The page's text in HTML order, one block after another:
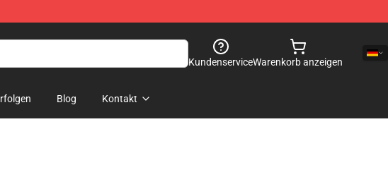
KundenserviceWarenkorb anzeigen
Blog Kontakt